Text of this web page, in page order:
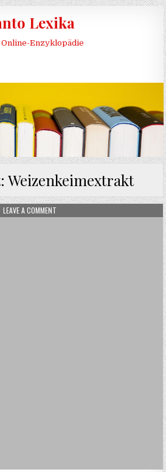
Lexika
Online-Enzyklopädie
Weizenkeimextrakt
LEAVE A COMMENT